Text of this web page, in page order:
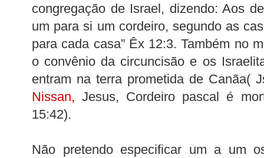
congregação de Israel, dizendo: Aos
um para si um cordeiro, segundo as
para cada casa” Êx 12:3. Também no
o convênio da circuncisão e os
entram na terra prometida de Canãa(
Nissan, Jesus, Cordeiro pascal é
15:42).
Não pretendo especificar um a um